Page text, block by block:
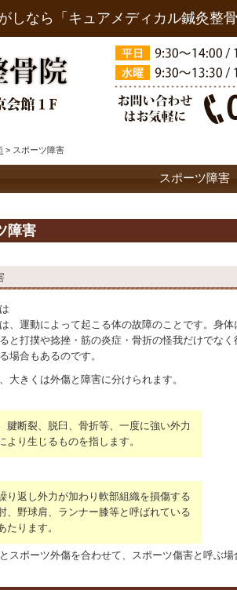
しなら「キュアメディカル鍼灸整
> スポーツ障害
スポーツ障害
障害
、運動によって起こる体の故障のことです。身体
と打撲や捻挫・筋の炎症・骨折の怪我だけでなく
場合もあるのです。
大きくは外傷と障害に分けられます。
腱断裂、脱臼、骨折等、一度に強い外力
より生じるものを指します。
り返し外力が加わり軟部組織を損傷する
、野球肩、ランナー膝等と呼ばれている
たります。
スポーツ外傷を合わせて、スポーツ傷害と呼ぶ場